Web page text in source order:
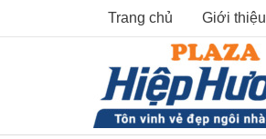
to
Trang chủ Giới thiệu